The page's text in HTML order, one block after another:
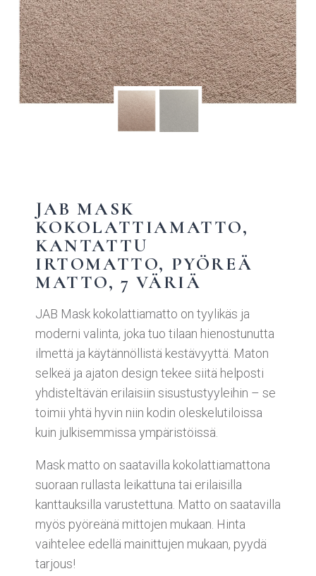
JAB MASK
KOKOLATTIAMATTO,
KANTATTU
IRTOMATTO, PYÖREÄ
MATTO, 7 VÄRIÄ
JAB Mask kokolattiamatto on tyylikäs ja
moderni valinta, joka tuo tilaan hienostunutta
ilmettä ja käytännöllistä kestävyyttä. Maton
selkeä ja ajaton design tekee siitä helposti
yhdisteltävän erilaisiin sisustustyyleihin – se
toimii yhtä hyvin niin kodin oleskelutiloissa
kuin julkisemmissa ympäristöissä.
Mask matto on saatavilla kokolattiamattona
suoraan rullasta leikattuna tai erilaisilla
kanttauksilla varustettuna. Matto on saatavilla
myös pyöreänä mittojen mukaan. Hinta
vaihtelee edellä mainittujen mukaan, pyydä
tarjous!